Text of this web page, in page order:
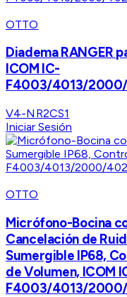
OTTO
Diadema RANGER
ICOM IC-
F4003/4013/
V4-NR2CS1
Iniciar Sesión
OTTO
Micrófono-Bocina
Cancelación de
Sumergible IP68,
de Volumen, ICOM
F4003/4013/